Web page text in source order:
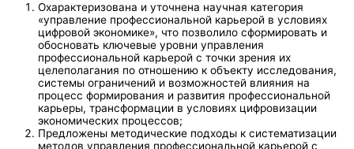
Охарактеризована и уточнена научная категория
«управление профессиональной карьерой в условиях
цифровой экономике», что позволило сформировать и
обосновать ключевые уровни управления
профессиональной карьерой с точки зрения их
целеполагания по отношению к объекту исследования,
системы ограничений и возможностей влияния на
процесс формирования и развития профессиональной
карьеры, трансформации в условиях цифровизации
экономических процессов;
Предложены методические подходы к систематизации
методов управления профессиональной карьерой с